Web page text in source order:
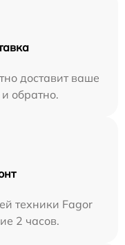
доставит ваше
обратно.
техники Fagor
2 часов.